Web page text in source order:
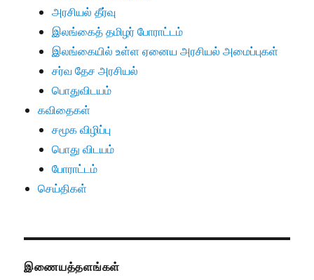
அரசியல் தீர்வு
இலங்கைத் தமிழர் போராட்டம்
இலங்கையில் உள்ள ஏனைய அரசியல் அமைப்புகள்
சர்வ தேச அரசியல்
பொதுவிடயம்
கவிதைகள்
சமூக விழிப்பு
பொது விடயம்
போராட்டம்
செய்திகள்
இணையத்தளங்கள்